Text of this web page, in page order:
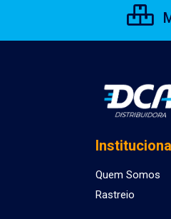
Quem Somos
Rastreio